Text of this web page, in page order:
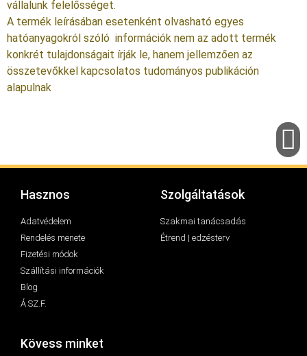
vállalunk felelősséget.
A termék leírásában esetenként olvasható egyes
hatóanyagokról szóló információk nem az adott termék
konkrét tulajdonságait írják le, hanem jellemzően az
összetevőkkel kapcsolatos tudományos publikáción
alapulnak
Hasznos
Adatvédelem
Rendelés menete
Fizetési módok
Szállítási információk
Blog
Á.SZ.F.
Szolgáltatások
Szakmai tanácsadás
Étrend | edzésterv
Kövess minket